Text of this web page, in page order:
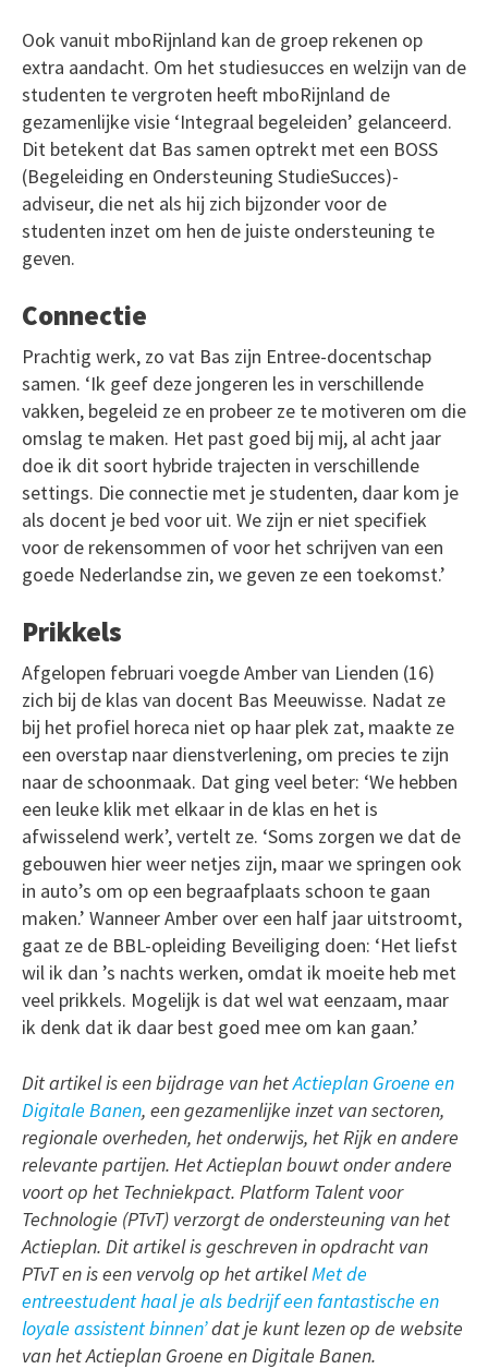
Ook vanuit mboRijnland kan de groep rekenen op
extra aandacht. Om het studiesucces en welzijn van de
studenten te vergroten heeft mboRijnland de
gezamenlijke visie ‘Integraal begeleiden’ gelanceerd.
Dit betekent dat Bas samen optrekt met een BOSS
(Begeleiding en Ondersteuning StudieSucces)-
adviseur, die net als hij zich bijzonder voor de
studenten inzet om hen de juiste ondersteuning te
geven.
Connectie
Prachtig werk, zo vat Bas zijn Entree-docentschap
samen. ‘Ik geef deze jongeren les in verschillende
vakken, begeleid ze en probeer ze te motiveren om die
omslag te maken. Het past goed bij mij, al acht jaar
doe ik dit soort hybride trajecten in verschillende
settings. Die connectie met je studenten, daar kom je
als docent je bed voor uit. We zijn er niet specifiek
voor de rekensommen of voor het schrijven van een
goede Nederlandse zin, we geven ze een toekomst.’
Prikkels
Afgelopen februari voegde Amber van Lienden (16)
zich bij de klas van docent Bas Meeuwisse. Nadat ze
bij het profiel horeca niet op haar plek zat, maakte ze
een overstap naar dienstverlening, om precies te zijn
naar de schoonmaak. Dat ging veel beter: ‘We hebben
een leuke klik met elkaar in de klas en het is
afwisselend werk’, vertelt ze. ‘Soms zorgen we dat de
gebouwen hier weer netjes zijn, maar we springen ook
in auto’s om op een begraafplaats schoon te gaan
maken.’ Wanneer Amber over een half jaar uitstroomt,
gaat ze de BBL-opleiding Beveiliging doen: ‘Het liefst
wil ik dan ’s nachts werken, omdat ik moeite heb met
veel prikkels. Mogelijk is dat wel wat eenzaam, maar
ik denk dat ik daar best goed mee om kan gaan.’
Dit artikel is een bijdrage van hetActieplan Groene en
Digitale Banen, een gezamenlijke inzet van sectoren,
regionale overheden, het onderwijs, het Rijk en andere
relevante partijen. Het Actieplan bouwt onder andere
voort op het Techniekpact. Platform Talent voor
Technologie (PTvT) verzorgt de ondersteuning van het
Actieplan. Dit artikel is geschreven in opdracht van
PTvT en is een vervolg op het artikelMet de
entreestudent haal je als bedrijf een fantastische en
loyale assistent binnen’dat je kunt lezen op de website
van het Actieplan Groene en Digitale Banen.